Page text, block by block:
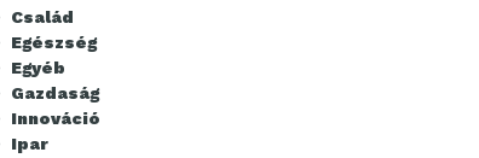
Család
Egészség
Egyéb
Gazdaság
Innováció
Ipar